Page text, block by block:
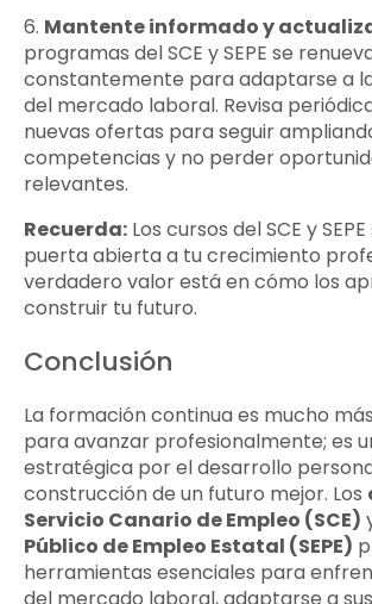
6. Mantente informado y
programas del SCE y SEPE se
constantemente para adaptarse a
del mercado laboral. Revisa
nuevas ofertas para seguir
competencias y no perder
relevantes.
Recuerda: Los cursos del SCE y
puerta abierta a tu crecimiento
verdadero valor está en cómo los
construir tu futuro.
Conclusión
La formación continua es mucho
para avanzar profesionalmente; es
estratégica por el desarrollo
construcción de un futuro mejor. Los
Servicio Canario de Empleo (SCE)
Público de Empleo Estatal (SEPE)
herramientas esenciales para